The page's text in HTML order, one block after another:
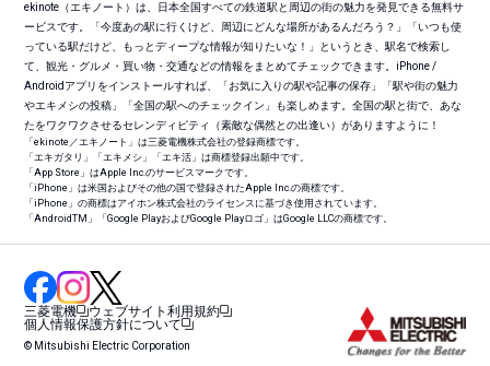
ekinote（エキノート）は、日本全国すべての鉄道駅と周辺の街の魅力を発見できる無料サ
ービスです。「今度あの駅に行くけど、周辺にどんな場所があるんだろう？」「いつも使
っている駅だけど、もっとディープな情報が知りたいな！」というとき、駅名で検索し
て、観光・グルメ・買い物・交通などの情報をまとめてチェックできます。iPhone /
Androidアプリをインストールすれば、「お気に入りの駅や記事の保存」「駅や街の魅力
やエキメシの投稿」「全国の駅へのチェックイン」も楽しめます。全国の駅と街で、あな
たをワクワクさせるセレンディピティ（素敵な偶然との出逢い）がありますように！
「ekinote／エキノート」は三菱電機株式会社の登録商標です。
「エキガタリ」「エキメシ」「エキ活」は商標登録出願中です。
「App Store」はApple Inc.のサービスマークです。
「iPhone」は米国およびその他の国で登録されたApple Inc.の商標です。
「iPhone」の商標はアイホン株式会社のライセンスに基づき使用されています。
「AndroidTM 」「Google PlayおよびGoogle Playロゴ」はGoogle LLCの商標です。
三菱電機
ウェブサイト利用規約
個人情報保護方針について
© Mitsubishi Electric Corporation